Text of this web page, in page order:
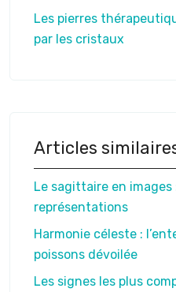
Les pierres
par les cristaux
Articles
Le sagittaire en images
représentations
Harmonie céleste :
poissons dévoilée
Les signes les plus